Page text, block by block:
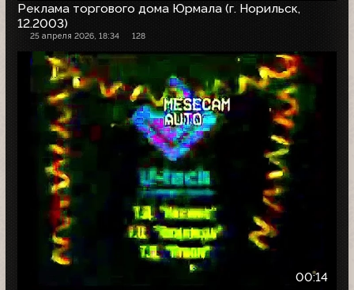
Реклама торгового дома Юрмала (г. Норильск,
12.2003)
25 апреля 2026, 18:34 128
00:14